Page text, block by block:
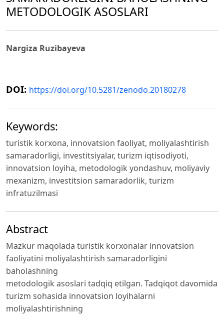
METODOLOGIK ASOSLARI
Nargiza Ruzibayeva
DOI: https://doi.org/10.5281/zenodo.20180278
Keywords:
turistik korxona, innovatsion faoliyat, moliyalashtirish
samaradorligi, investitsiyalar, turizm iqtisodiyoti,
innovatsion loyiha, metodologik yondashuv, moliyaviy
mexanizm, investitsion samaradorlik, turizm
infratuzilmasi
Abstract
Mazkur maqolada turistik korxonalar innovatsion
faoliyatini moliyalashtirish samaradorligini
baholashning
metodologik asoslari tadqiq etilgan. Tadqiqot davomida
turizm sohasida innovatsion loyihalarni
moliyalashtirishning